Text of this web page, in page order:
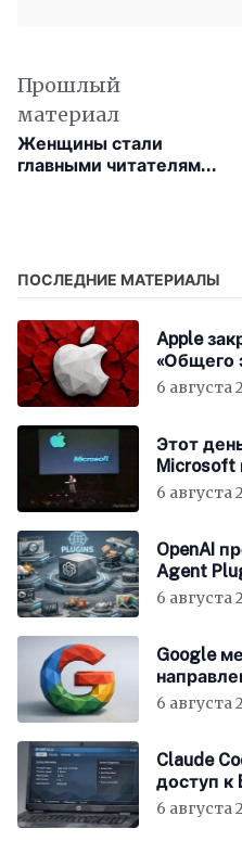
Прошлый
материал
Женщины стали
главными читателями
ПОСЛЕДНИЕ МАТЕРИАЛЫ
Apple
«Общего
6 августа
Этот
Microsoft
6 августа
OpenAI
Agent
6 августа
Google
6 августа
Claude
доступ к
6 августа